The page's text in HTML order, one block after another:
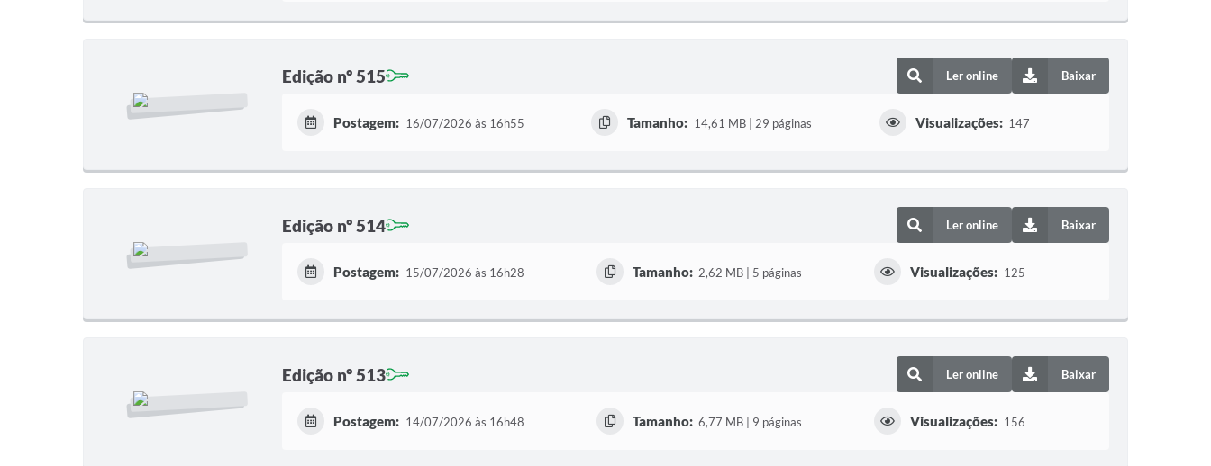
Edição nº 515 Ler online Baixar
Postagem: 16/07/2026 às 16h55 Tamanho: 14,61 MB | 29 páginas Visualizações: 147
Edição nº 514 Ler online Baixar
Postagem: 15/07/2026 às 16h28 Tamanho: 2,62 MB | 5 páginas Visualizações: 125
Edição nº 513 Ler online Baixar
Postagem: 14/07/2026 às 16h48 Tamanho: 6,77 MB | 9 páginas Visualizações: 156